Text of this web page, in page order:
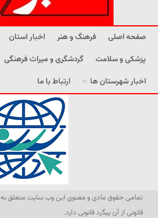
صفحه اصلی فرهنگ و هنر اخبار استان
پزشکی و سلامت
گردشگری و میراث فرهنگی
اخبار شهرستان ها
ارتباط با ما
تمامی حقوق مادی و معنوی این وب سایت متعلق به
قانونی از آن پیگرد قانونی دارد.